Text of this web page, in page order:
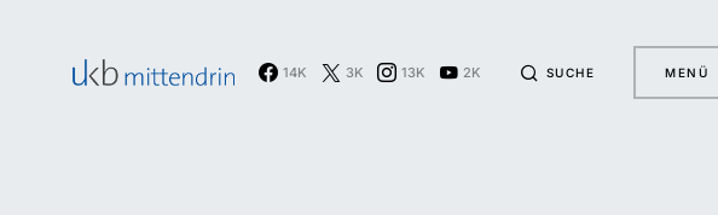
14K 3K 13K 2K SUCHE MENÜ